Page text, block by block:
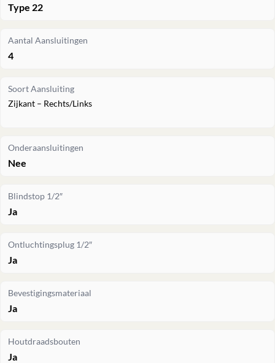
Type 22
Aantal Aansluitingen
4
Soort Aansluiting
Zijkant – Rechts/Links
Onderaansluitingen
Nee
Blindstop 1/2″
Ja
Ontluchtingsplug 1/2″
Ja
Bevestigingsmateriaal
Ja
Houtdraadsbouten
Ja